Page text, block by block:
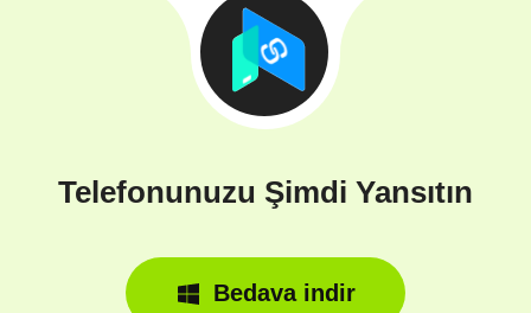
Telefonunuzu Şimdi Yansıtın
Bedava indir